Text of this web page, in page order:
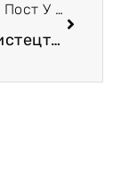
Наступний Пост У Блозі
“Діалог мистецтва та духовності”